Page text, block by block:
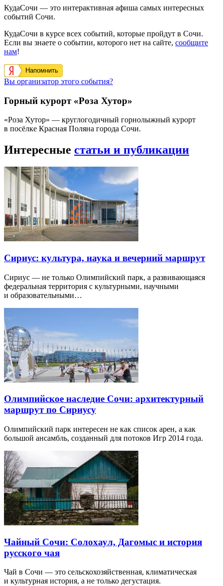
КудаСочи — это интерактивная афиша самых интересных
событий Сочи.
КудаСочи в курсе всех событий, которые пройдут в Сочи.
Если вы знаете о событии, которого нет на сайте, сообщите
нам!
Напомнить
Вы организатор этого события?
Горный курорт «Роза Хутор»
«Роза Хутор» — круглогодичный горнолыжный курорт
в посёлке Красная Поляна города Сочи.
Интересные статьи и публикации
Сириус: культура, наука и вечерний маршрут
Сириус — не только Олимпийский парк, а развивающаяся
федеральная территория с культурными, научными
и образовательными…
Олимпийское наследие Сочи: архитектурный
маршрут по Сириусу
Олимпийский парк интересен не как список арен, а как
большой ансамбль, созданный для потоков Игр 2014 года.
Чайный Сочи: Солохаул, Дагомыс и история
русского чая
Чай в Сочи — это сельскохозяйственная, климатическая
и культурная история, а не только дегустация.